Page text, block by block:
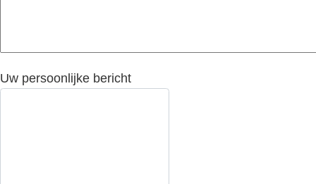
Uw persoonlijke bericht